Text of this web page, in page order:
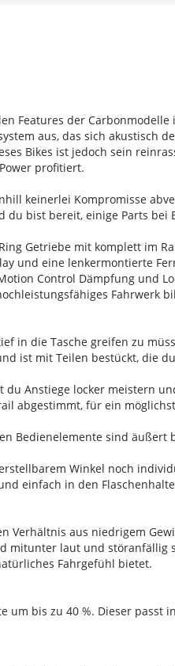
Features der
aus, das sich akustisch
Bikes ist jedoch sein
profitiert.
keinerlei Kompromisse
bist bereit, einige Parts bei
Getriebe mit komplett im
und eine lenkermontierte
Control Dämpfung und
Fahrwerk
in die Tasche greifen zu
ist mit Teilen bestückt, die
Anstiege locker meistern
abgestimmt, für ein
Bedienelemente sind
Winkel noch
einfach in den
Verhältnis aus niedrigem
laut und störanfällig
Fahrgefühl bietet.
um bis zu 40 %. Dieser